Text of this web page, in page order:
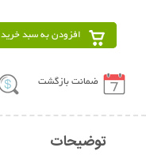
افزودن به سبد خرید
ضمانت بازگشت
توضیحات